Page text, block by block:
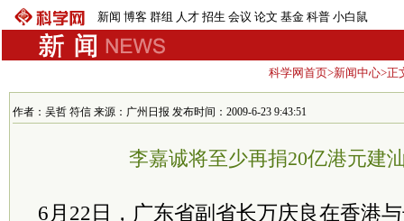
新闻 博客 群组 人才 招生 会议 论文 基金 科普 小白鼠
科学网首页>新闻中心>正
作者：吴哲 符信 来源：广州日报 发布时间：2009-6-23 9:43:51
李嘉诚将至少再捐20亿港元建
6月22日，广东省副省长万庆良在香港